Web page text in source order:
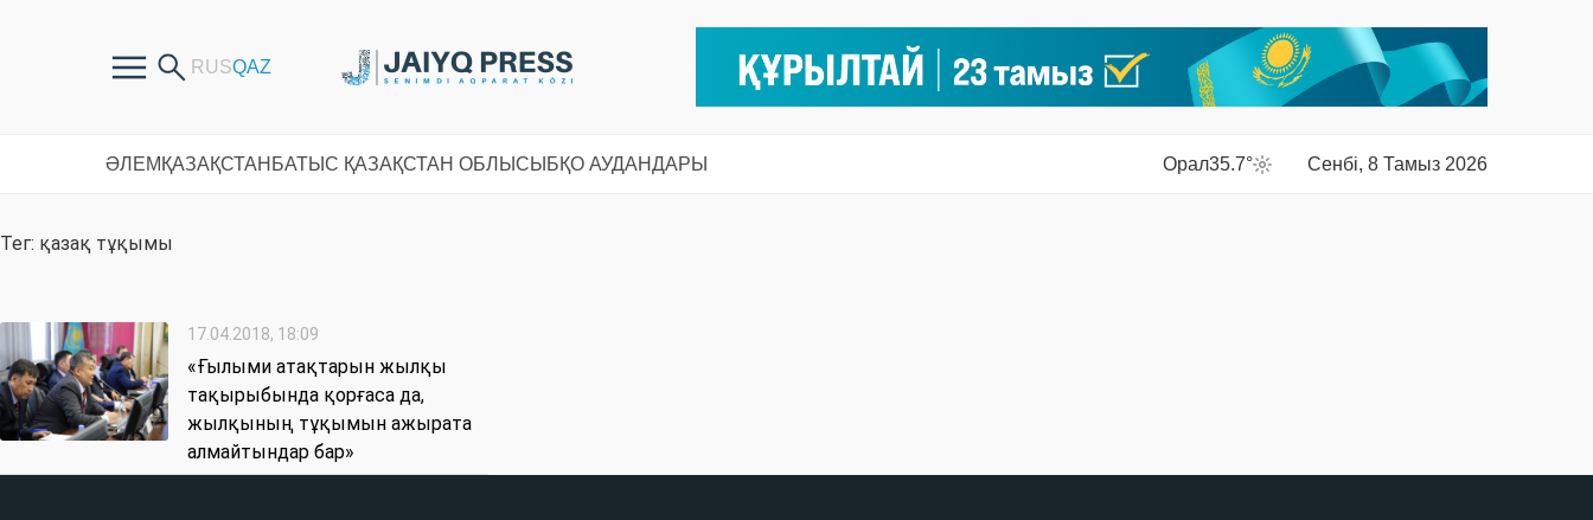
ӘЛЕМ ҚАЗАҚСТАН БАТЫС ҚАЗАҚСТАН ОБЛЫСЫ БҚО АУДАНДАРЫ Орал35.7° Сенбі, 8 Тамыз 2026
Тег: қазақ тұқымы
17.04.2018, 18:09
«Ғылыми атақтарын жылқы
тақырыбында қорғаса да,
жылқының тұқымын ажырата
алмайтындар бар»